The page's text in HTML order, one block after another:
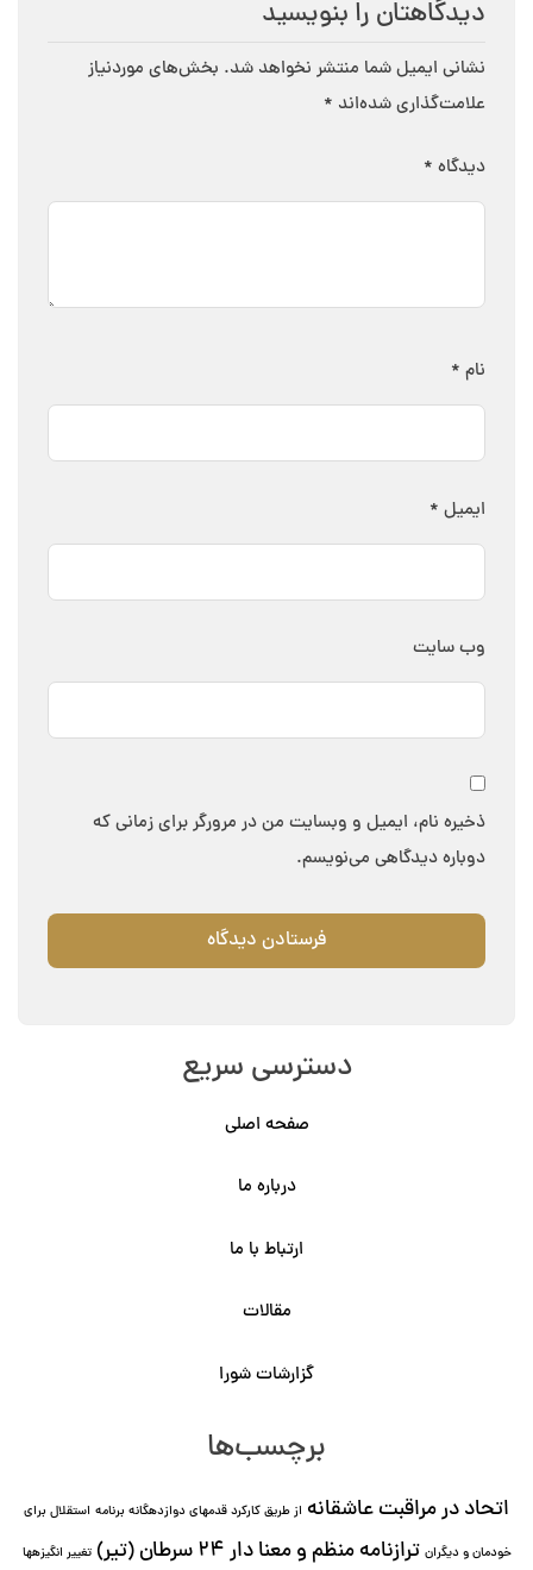
دیدگاهتان را بنویسید
نشانی ایمیل شما منتشر نخواهد شد. بخش‌های موردنیاز
علامت‌گذاری شده‌اند *
دیدگاه *
نام *
ایمیل *
وب‌ سایت
ذخیره نام، ایمیل و وبسایت من در مرورگر برای زمانی که
دوباره دیدگاهی می‌نویسم.
دسترسی سریع
صفحه اصلی
درباره ما
ارتباط با ما
مقالات
گزارشات شورا
برچسب‌ها
اتحاد در مراقبت عاشقانه از طریق کارکرد قدمهای دوازده⁯گانه برنامه استقلال برای
خودمان و دیگران ترازنامه منظم و معنا دار ٢۴ سرطان (تیر)
تغییر انگیزه⁯ها